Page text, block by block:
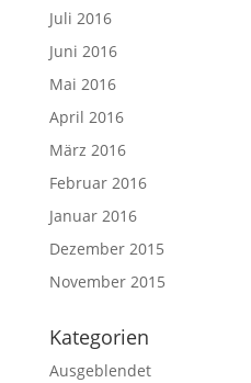
Juli 2016
Juni 2016
Mai 2016
April 2016
März 2016
Februar 2016
Januar 2016
Dezember 2015
November 2015
Kategorien
Ausgeblendet